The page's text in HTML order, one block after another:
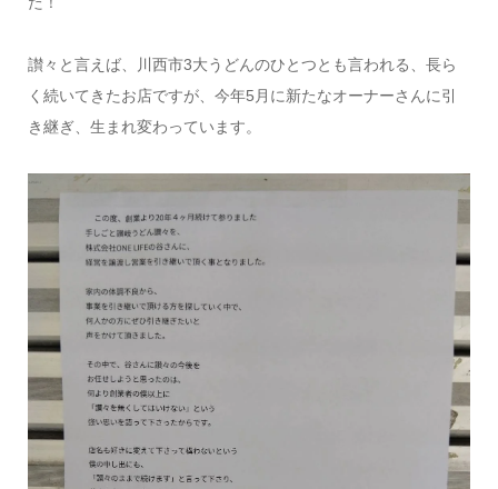
讃々と言えば、川西市3大うどんのひとつとも言われる、長ら
く続いてきたお店ですが、今年5月に新たなオーナーさんに引
き継ぎ、生まれ変わっています。